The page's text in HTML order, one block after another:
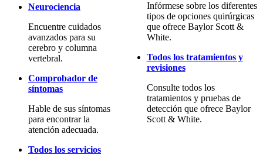
Neurociencia
Encuentre cuidados
avanzados para su
cerebro y columna
vertebral.
Comprobador de
síntomas
Hable de sus síntomas
para encontrar la
atención adecuada.
Todos los servicios
Infórmese sobre los diferentes
tipos de opciones quirúrgicas
que ofrece Baylor Scott &
White.
Todos los tratamientos y
revisiones
Consulte todos los
tratamientos y pruebas de
detección que ofrece Baylor
Scott & White.